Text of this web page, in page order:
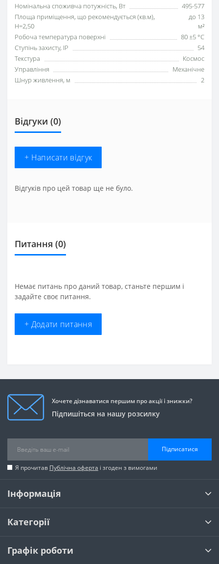
Номінальна споживча потужність, Вт
495-577
Площа приміщення, що рекомендується (кв.м),
H=2,50
до 13
м²
Робоча температура поверхні
80 ±5 °С
Ступінь захисту, IP
54
Текстура
Космос
Управління
Механічне
Шнур живлення, м
2
Відгуки (0)
+ Написати відгук
Відгуків про цей товар ще не було.
Питання (0)
Немає питань про даний товар, станьте першим і
задайте своє питання.
+ Додати питання
Хочете дізнаватися першим про акції і знижки?
Підпишіться на нашу розсилку
Підписатися
Я прочитав Публічна оферта і згоден з вимогами
Інформація
Категорії
Графік роботи